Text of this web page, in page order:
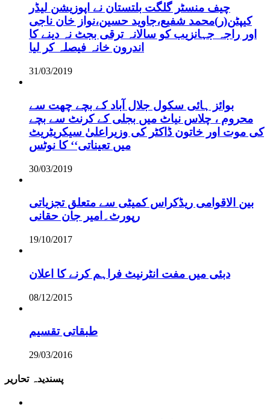
چیف منسٹر گلگت بلتستان نے اپوزیشن لیڈر
کیپٹن(ر)محمد شفیع،جاوید حسین،نواز خان ناجی
اور راجہ جہانزیب کو سالانہ ترقی بجٹ نہ دینے کا
اندرون خانہ فیصلہ کر لیا
31/03/2019
بوائز ہائی سکول جلال آباد کے بچے چھت سے
محروم ، چلاس نیاٹ میں بجلی کے کرنٹ سے بچے
کی موت اور خاتون ڈاکٹر کی وزیراعلیٰ سیکریٹریٹ
میں تعیناتی‘‘ کا نوٹس
30/03/2019
بین الاقوامی ریڈکراس کمیٹی سے متعلق تجزیاتی
رپورٹ۔امیر جان حقانی
19/10/2017
دبئی میں مفت انٹرنیٹ فراہم کرنے کا اعلان
08/12/2015
طبقاتی تقسیم
29/03/2016
پسندیدہ تحاریر